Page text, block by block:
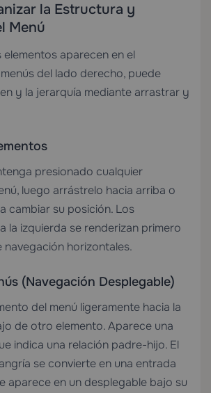
la Estructura y
Menú
elementos aparecen en el
del lado derecho, puede
y la jerarquía mediante arrastrar y
presionado cualquier
luego arrástrelo hacia arriba o
cambiar su posición. Los
la izquierda se renderizan primero
navegación horizontales.
(Navegación Desplegable)
del menú ligeramente hacia la
de otro elemento. Aparece una
indica una relación padre-hijo. El
se convierte en una entrada
aparece en un desplegable bajo su